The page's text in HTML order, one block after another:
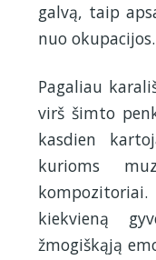
galvą, taip
nuo okupacijos.
Pagaliau
virš šimto
kasdien
kurioms
kiekvieną
žmogiškąją